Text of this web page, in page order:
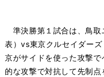
準決勝第１試合は、鳥取
表）vs東京クルセイダー
京がサイドを使った攻撃
的な攻撃で対抗して先制